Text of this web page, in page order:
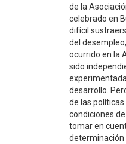
de la
celebrado en
difícil
del
ocurrido en la
sido
desarrollo.
de las
condiciones
tomar en
determinación